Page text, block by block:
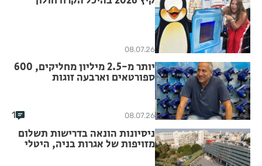
08.07.26
יותר מ-2.5 מיליון מחליקים, 600
ספורטאים וארבעה זוגות
08.07.26
1
ניסיונות הונאה בדרישות תשלום
מזויפות של אגרות בניה, היטלי